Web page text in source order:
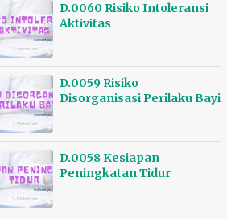
D.0060 Risiko Intoleransi
Aktivitas
D.0059 Risiko
Disorganisasi Perilaku Bayi
D.0058 Kesiapan
Peningkatan Tidur